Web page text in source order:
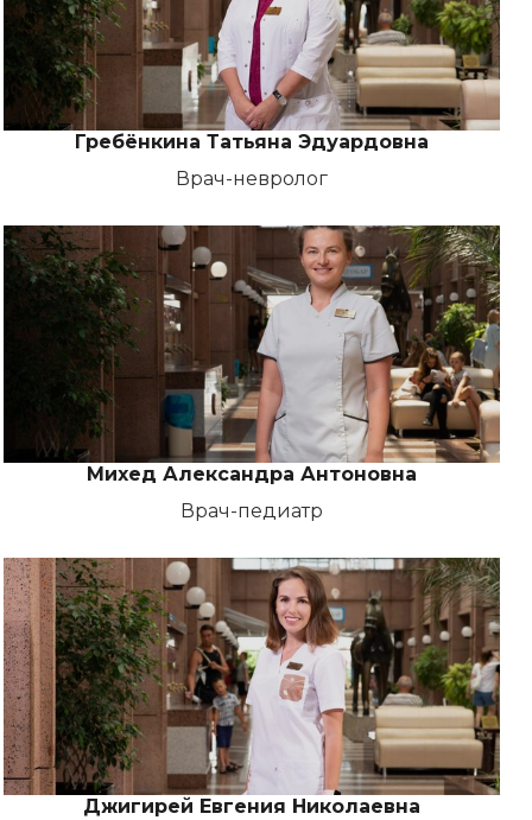
Гребёнкина Татьяна Эдуардовна
Врач-невролог
Михед Александра Антоновна
Врач-педиатр
Джигирей Евгения Николаевна